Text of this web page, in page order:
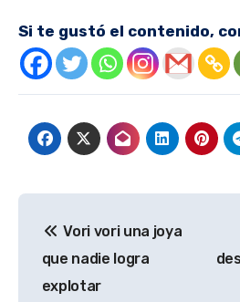
Si te gustó el contenido,
de
entradas
Vori vori una joya
que nadie logra
explotar